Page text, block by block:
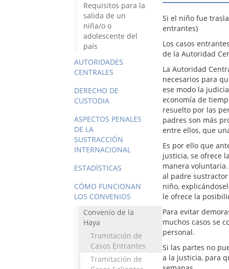
Requisitos para la
salida de un
niña/o o
adolescente del
país
AUTORIDADES
CENTRALES
DERECHO DE
CUSTODIA
ASPECTOS PENALES
DE LA
SUSTRACCIÓN
INTERNACIONAL
ESTADÍSTICAS
CÓMO FUNCIONAN
LOS CONVENIOS
Convenio de la
Haya
Tramitación de
Casos Entrantes
Tramitación de
Si el niño fue
entrantes)
Los casos
de la Autoridad
La Autoridad
necesarios para
ese modo la
economía de
resuelto por las
padres son más
entre ellos, que
Es por ello que
justicia, se ofrece
manera
al padre
niño,
le ofrece la
Para evitar
muchos casos se
personal.
Si las partes no
a la justicia, para